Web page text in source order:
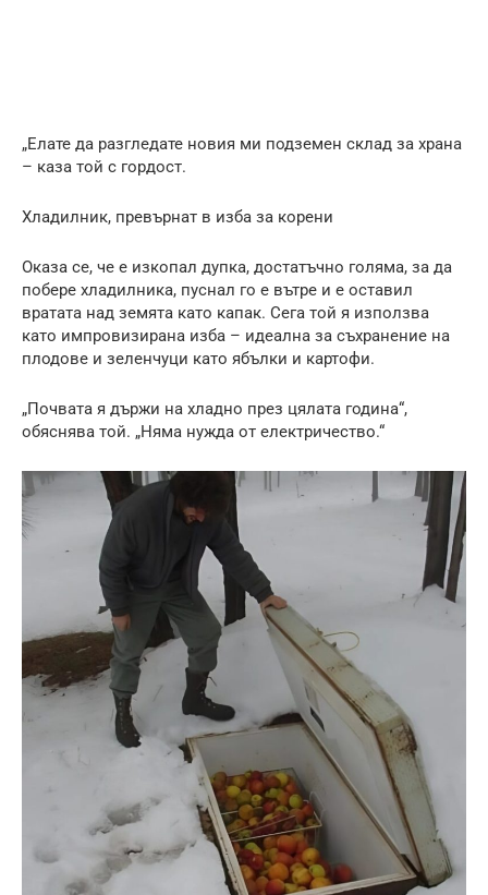
„Елате да разгледате новия ми подземен склад за храна
– каза той с гордост.
Хладилник, превърнат в изба за корени
Оказа се, че е изкопал дупка, достатъчно голяма, за да
побере хладилника, пуснал го е вътре и е оставил
вратата над земята като капак. Сега той я използва
като импровизирана изба – идеална за съхранение на
плодове и зеленчуци като ябълки и картофи.
„Почвата я държи на хладно през цялата година“,
обяснява той. „Няма нужда от електричество.“